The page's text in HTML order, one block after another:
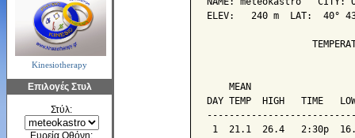
Kinesiotherapy
Επιλογές Στυλ
Στύλ:
Ευρεία Οθόνη:
ELEV:   240 m  LAT:  40°
MEAN
DAY TEMP  HIGH   TIME
1  21.1  26.4   2:30p